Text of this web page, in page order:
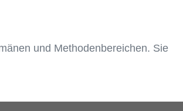
und Methodenbereichen. Sie